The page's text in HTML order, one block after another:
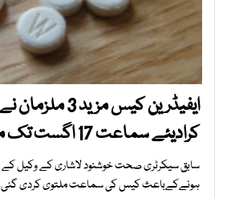
ایفیڈرین کیس
کرادیئے سماعت 17 اگست تک ملتوی
سابق سیکرٹری صحت خوشنود لاشاری کے وکیل
ہونےکےباعث کیس کی سماعت ملتوی کردی